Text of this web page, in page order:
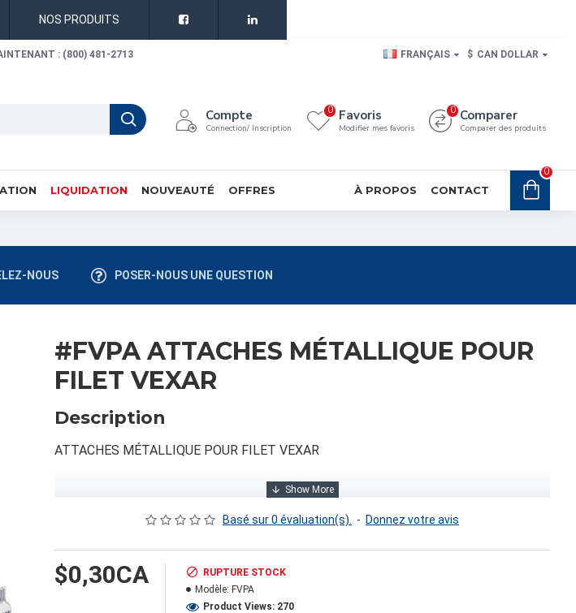
NOS PRODUITS
: (800) 481-2713 FRANÇAIS $ CAN DOLLAR
Compte
Connection/ Inscription
Favoris
Modifier mes favoris
0 Comparer
Comparer des produits
0
LIQUIDATION NOUVEAUTÉ OFFRES À PROPOS CONTACT
0
NOUS POSER-NOUS UNE QUESTION
#FVPA ATTACHES MÉTALLIQUE POUR
FILET VEXAR
Description
ATTACHES MÉTALLIQUE POUR FILET VEXAR
INFORMATION PRODUIT
Capacité/Taille:
Basé sur 0 évaluation(s). - Donnez votre avis
$0,30CA
RUPTURE STOCK
Modèle: FVPA
Product Views: 270